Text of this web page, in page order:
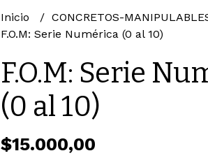
Inicio
CONCRETOS-
F.O.M: Serie Numérica (0 al 10)
F.O.M: Serie
(0 al 10)
$15.000,00